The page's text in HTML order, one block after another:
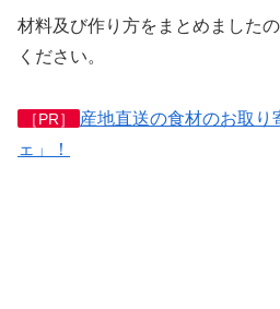
材料及び作り方をまとめました
ください。
［PR］
産地直送の食材のお取り
ェ」！